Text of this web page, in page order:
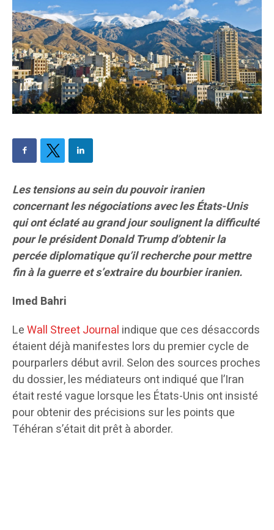
Les tensions au sein du pouvoir iranien
concernant les négociations avec les États-Unis
qui ont éclaté au grand jour soulignent la difficulté
pour le président Donald Trump d’obtenir la
percée diplomatique qu’il recherche pour mettre
fin à la guerre et s’extraire du bourbier iranien.
Imed Bahri
LeWall Street Journal indique que ces désaccords
étaient déjà manifestes lors du premier cycle de
pourparlers début avril. Selon des sources proches
du dossier, les médiateurs ont indiqué que l’Iran
était resté vague lorsque les États-Unis ont insisté
pour obtenir des précisions sur les points que
Téhéran s’était dit prêt à aborder.